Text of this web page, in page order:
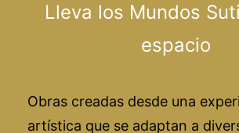
Lleva los Mundos
espacio
Obras creadas desde una
artística que se adaptan a